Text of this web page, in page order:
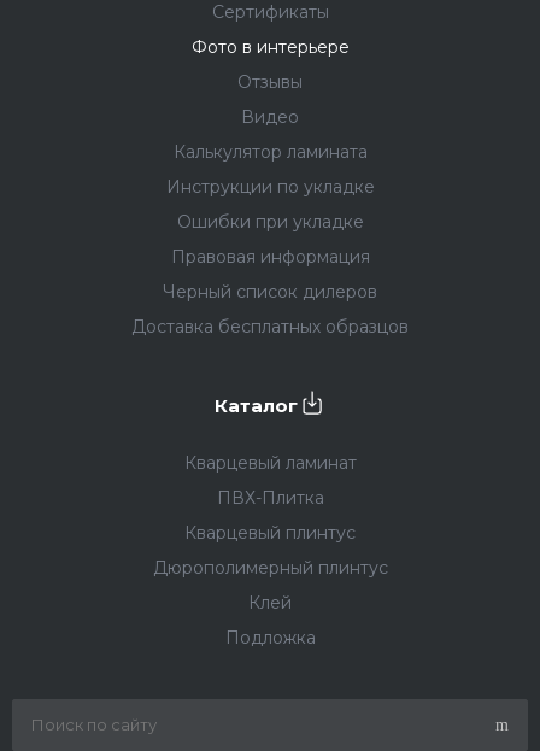
Сертификаты
Фото в интерьере
Отзывы
Видео
Калькулятор ламината
Инструкции по укладке
Ошибки при укладке
Правовая информация
Черный список дилеров
Доставка бесплатных образцов
Каталог
Кварцевый ламинат
ПВХ-Плитка
Кварцевый плинтус
Дюрополимерный плинтус
Клей
Подложка